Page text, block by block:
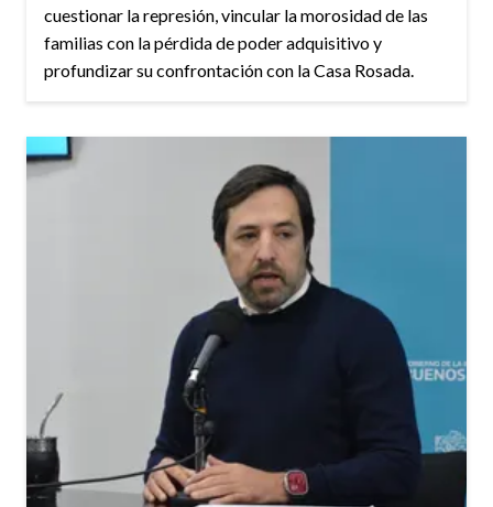
cuestionar la represión, vincular la morosidad de las
familias con la pérdida de poder adquisitivo y
profundizar su confrontación con la Casa Rosada.